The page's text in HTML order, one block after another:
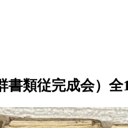
書類従完成会）全